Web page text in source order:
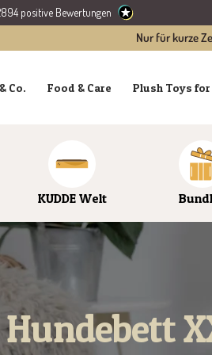
positive Bewertungen
Nur für kurze
Co. Food & Care Plush Toys for
KUDDE Welt
Hundebett